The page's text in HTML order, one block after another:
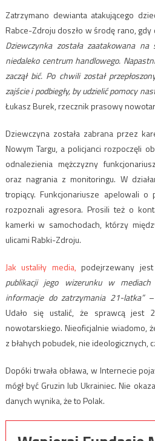
Zatrzymano dewianta atakującego
Rabce-Zdroju doszło w środę rano, gdy
Dziewczynka została zaatakowana
niedaleko centrum handlowego.
zaczął bić. Po chwili został
zajście i podbiegły, by udzielić pomocy
Łukasz Burek, rzecznik prasowy
Dziewczyna została zabrana przez
Nowym Targu, a policjanci rozpoczęli
odnalezienia mężczyzny
oraz nagrania z monitoringu. W
tropiący. Funkcjonariusze apelowali
rozpoznali agresora. Prosili też o
kamerki w samochodach, którzy
ulicami Rabki-Zdroju.
Jak ustaliły media,podejrzewany
publikacji jego wizerunku w mediach
informacje do zatrzymania 21-latka”–
Udało się ustalić, że sprawcą jest
nowotarskiego. Nieoficjalnie wiadomo,
z błahych pobudek, nie ideologicznych,
Dopóki trwała obława, w Internecie
mógł być Gruzin lub Ukrainiec. Nie
danych wynika, że to Polak.